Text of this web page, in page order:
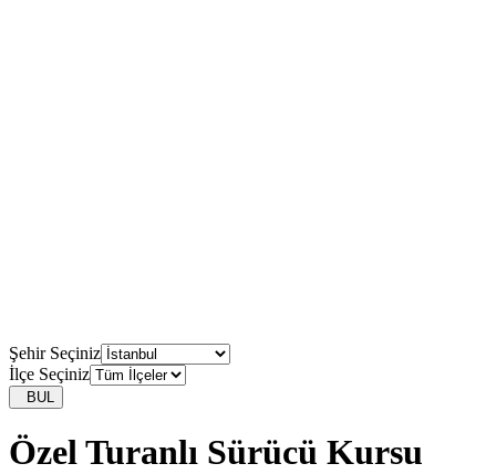
Şehir Seçiniz
İlçe Seçiniz
BUL
Özel Turanlı Sürücü Kursu